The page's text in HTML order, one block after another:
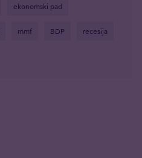
ekonomski pad
mmf BDP recesija